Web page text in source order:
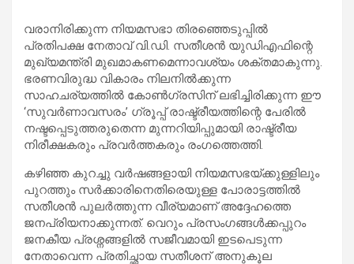
വരാനിരിക്കുന്ന നിയമസഭാ തിരഞ്ഞെടുപ്പിൽ
പ്രതിപക്ഷ നേതാവ് വി.ഡി. സതീശൻ യുഡിഎഫിന്റെ
മുഖ്യമന്ത്രി മുഖമാകണമെന്നാവശ്യം ശക്തമാകുന്നു.
ഭരണവിരുദ്ധ വികാരം നിലനിൽക്കുന്ന
സാഹചര്യത്തിൽ കോൺഗ്രസിന് ലഭിച്ചിരിക്കുന്ന ഈ
‘സുവർണാവസരം’ ഗ്രൂപ്പ് രാഷ്ട്രീയത്തിന്റെ പേരിൽ
നഷ്ടപ്പെടുത്തരുതെന്ന മുന്നറിയിപ്പുമായി രാഷ്ട്രീയ
നിരീക്ഷകരും പ്രവർത്തകരും രംഗത്തെത്തി.
കഴിഞ്ഞ കുറച്ചു വർഷങ്ങളായി നിയമസഭയ്ക്കുള്ളിലും
പുറത്തും സർക്കാരിനെതിരെയുള്ള പോരാട്ടത്തിൽ
സതീശൻ പുലർത്തുന്ന വീര്യമാണ് അദ്ദേഹത്തെ
ജനപ്രിയനാക്കുന്നത്. വെറും പ്രസംഗങ്ങൾക്കപ്പുറം
ജനകീയ പ്രശ്നങ്ങളിൽ സജീവമായി ഇടപെടുന്ന
നേതാവെന്ന പ്രതിച്ഛായ സതീശന് അനുകൂല